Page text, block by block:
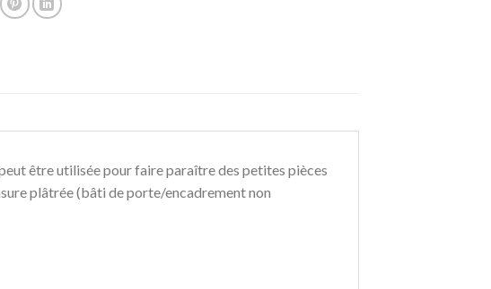
être utilisée pour faire paraître des petites pièces
plâtrée (bâti de porte/encadrement non